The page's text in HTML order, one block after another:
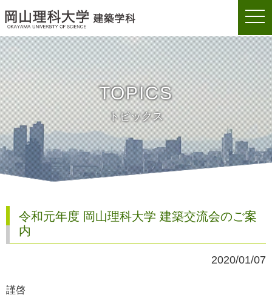
TOPICS
トピックス
令和元年度 岡山理科大学 建築交流会のご案
内
2020/01/07
謹啓